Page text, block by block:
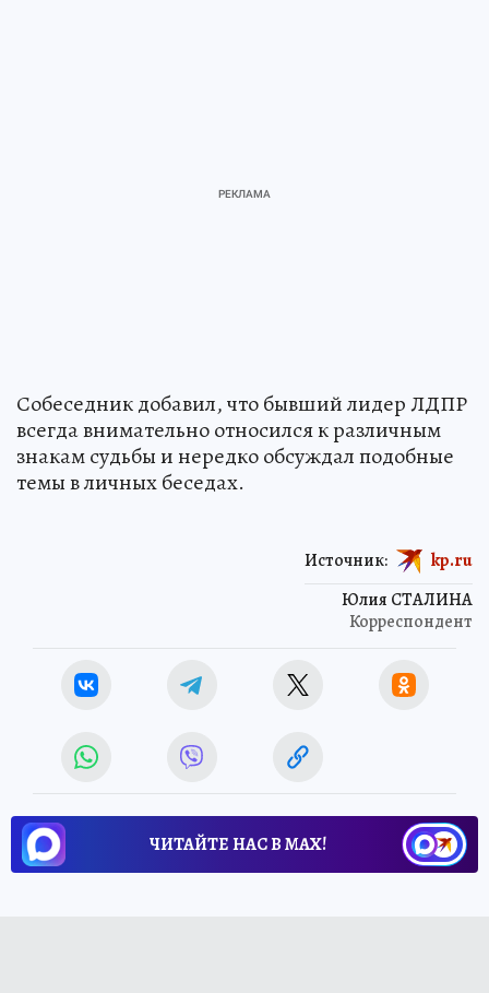
Собеседник добавил, что бывший лидер ЛДПР
всегда внимательно относился к различным
знакам судьбы и нередко обсуждал подобные
темы в личных беседах.
Юлия СТАЛИНА
Корреспондент
Источник: kp.ru
ЧИТАЙТЕ НАС В МАХ!